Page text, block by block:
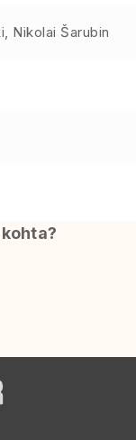
Nikolai Šarubin